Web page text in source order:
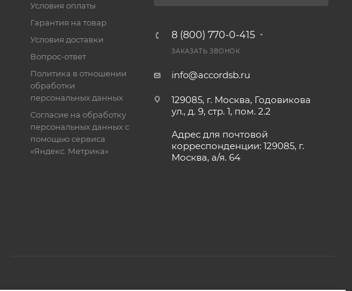
Условия оплаты
Гарантия на товар
Условия доставки
Вопрос-ответ
Политика в отношении
обработки
персональных данных
Согласие на обработку
персональных данных с
помощью сервиса
«Яндекс. Метрика»
8 (800) 770-0-415
ЗАКАЗАТЬ ЗВОНОК
info@accordsb.ru
129085, г. Москва, Годовикова
ул., д. 9, стр. 1, пом. 2.2
Адрес для почтовой
корреспонденции: 129085, г.
Москва, а/я. 64